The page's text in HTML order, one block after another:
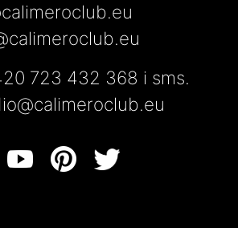
723 432 368 i sms.